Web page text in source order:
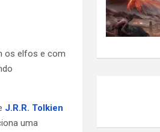
os elfos e com
J.R.R. Tolkien
uma